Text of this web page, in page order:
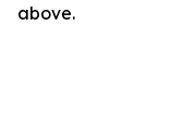
above.